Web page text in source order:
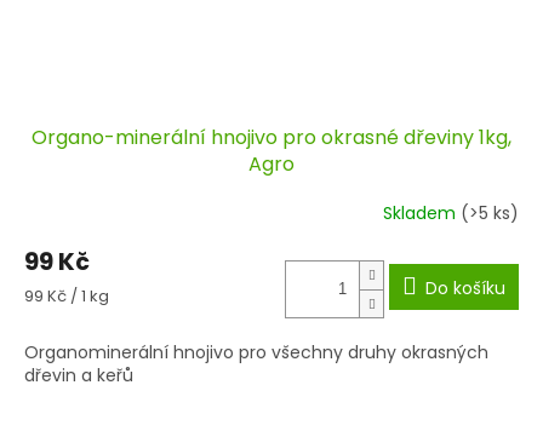
Organo-minerální hnojivo pro okrasné dřeviny 1kg,
Agro
Skladem (>5 ks)
99 Kč
Měrná
99 Kč / 1 kg Do košíku
Organominerální hnojivo pro všechny druhy okrasných
dřevin a keřů